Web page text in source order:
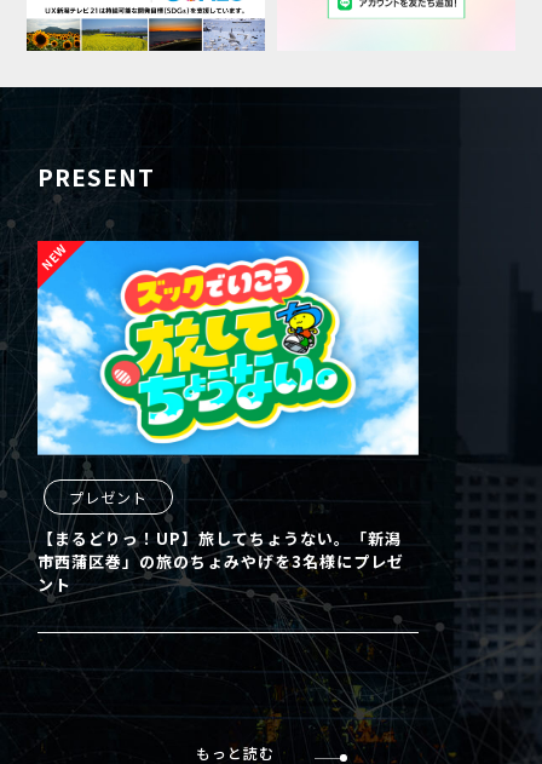
PRESENT
プレゼント
【まるどりっ！UP】旅してちょうない。「新潟
市西蒲区巻」の旅のちょみやげを3名様にプレゼ
ント
もっと読む